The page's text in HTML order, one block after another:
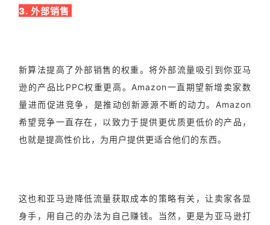
3. 外部销售
新算法提高了外部销售的权重。将外部流量吸引到你亚马
逊的产品比PPC权重更高。Amazon一直期望新增卖家数
量进而促进竞争，是推动创新源源不断的动力。Amazon
希望竞争一直存在，以致力于提供更优质更低价的产品，
也就是提高性价比，为用户提供更适合他们的东西。
这也和亚马逊降低流量获取成本的策略有关，让卖家各显
身手，用自己的办法为自己赚钱。当然，更是为亚马逊打